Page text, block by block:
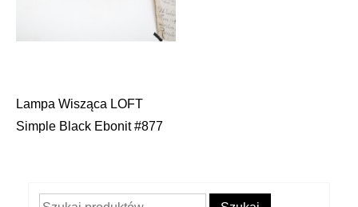
Nawigacja
Lampa Wisząca LOFT
Simple Black Ebonit #877
Szukaj: